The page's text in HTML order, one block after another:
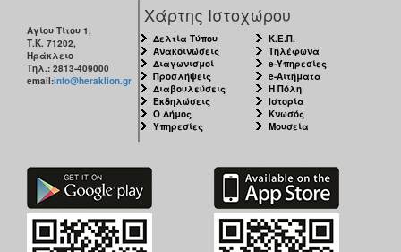
Αγίου Τίτου 1,
Τ.Κ. 71202,
Ηράκλειο
Τηλ.: 2813-409000
email:info@heraklion.gr
Χάρτης Ιστοχώρου
Δελτία Τύπου
Ανακοινώσεις
Διαγωνισμοί
Προσλήψεις
Διαβουλεύσεις
Εκδηλώσεις
Ο Δήμος
Υπηρεσίες
Κ.Ε.Π.
Τηλέφωνα
e-Υπηρεσίες
e-Αιτήματα
Η Πόλη
Ιστορία
Κνωσός
Μουσεία